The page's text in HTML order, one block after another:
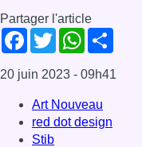
Partager l'article
Facebook
TwitterWhatsApp
20 juin 2023 - 09h41
Art Nouveau
red dot design
Stib